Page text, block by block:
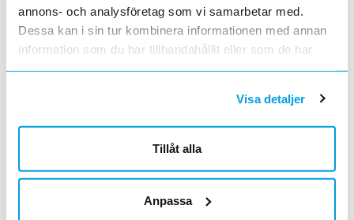
annons- och analysföretag som vi samarbetar med.
Dessa kan i sin tur kombinera informationen med annan
information som du har tillhandahållit eller som de har
samlat in när du har använt deras tjänster.
Visa detaljer
Tillåt alla
Anpassa
CSL Signal Analysator CS2389 är utformad för att förmedla
exakta och viktiga data, för att säkerställa den bästa
positionen för din GSM installation. Den söker efter alla
starkast tillgängliga nätverken, mäter och visar radioteknik,
mätningar (2,4 GHz). Genom att ansluta GSM enhetens
antenn till signalanalysatorn kan du använda
installationsplatsen. Signal Analysatorn är perfekt för